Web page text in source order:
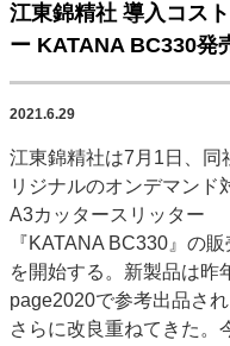
特集
インタビュー
コレク
SDGs・地域
ポストプレス
市場・統計
人事・移転・異動
特集記事カテゴリー一覧
2022 見える化・MIS特集
特集・デジタル印刷 アイデアで
江東錦精社 導入コス
ー KATANA BC330発
2021.6.29
江東錦精社は7月1日、同
リジナルのオンデマンド
A3カッタースリッター
『KATANA BC330』の販
を開始する。新製品は昨
page2020で参考出品され
さらに改良重ねてきた。